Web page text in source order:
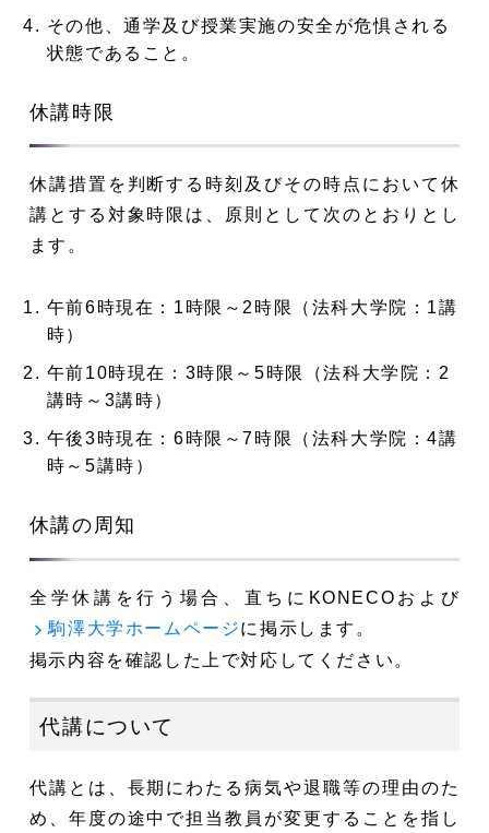
その他、通学及び授業実施の安全が危惧される
状態であること。
休講時限
休講措置を判断する時刻及びその時点において休
講とする対象時限は、原則として次のとおりとし
ます。
午前6時現在：1時限～2時限（法科大学院：1講
時）
午前10時現在：3時限～5時限（法科大学院：2
講時～3講時）
午後3時現在：6時限～7時限（法科大学院：4講
時～5講時）
休講の周知
全学休講を行う場合、直ちにKONECOおよび
駒澤大学ホームページに掲示します。
掲示内容を確認した上で対応してください。
代講について
代講とは、長期にわたる病気や退職等の理由のた
め、年度の途中で担当教員が変更することを指し